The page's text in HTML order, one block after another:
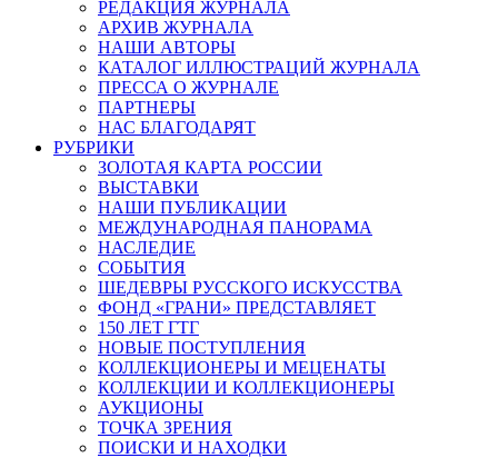
РЕДАКЦИЯ ЖУРНАЛА
АРХИВ ЖУРНАЛА
НАШИ АВТОРЫ
КАТАЛОГ ИЛЛЮСТРАЦИЙ ЖУРНАЛА
ПРЕССА О ЖУРНАЛЕ
ПАРТНЕРЫ
НАС БЛАГОДАРЯТ
РУБРИКИ
ЗОЛОТАЯ КАРТА РОССИИ
ВЫСТАВКИ
НАШИ ПУБЛИКАЦИИ
МЕЖДУНАРОДНАЯ ПАНОРАМА
НАСЛЕДИЕ
СОБЫТИЯ
ШЕДЕВРЫ РУССКОГО ИСКУССТВА
ФОНД «ГРАНИ» ПРЕДСТАВЛЯЕТ
150 ЛЕТ ГТГ
НОВЫЕ ПОСТУПЛЕНИЯ
КОЛЛЕКЦИОНЕРЫ И МЕЦЕНАТЫ
КОЛЛЕКЦИИ И КОЛЛЕКЦИОНЕРЫ
АУКЦИОНЫ
ТОЧКА ЗРЕНИЯ
ПОИСКИ И НАХОДКИ